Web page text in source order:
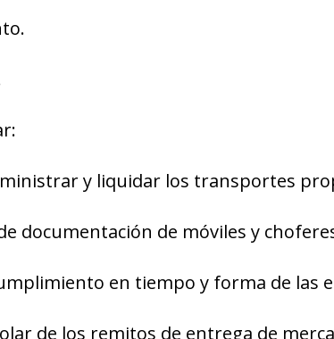
y liquidar los transportes
documentación de móviles y
en tiempo y forma de las
de los remitos de entrega de